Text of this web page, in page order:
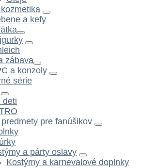
a kefy
zábava
a konzoly
série
deti
pre fanúšikov
a párty oslavy
Kostýmy a karnevalové doplnky